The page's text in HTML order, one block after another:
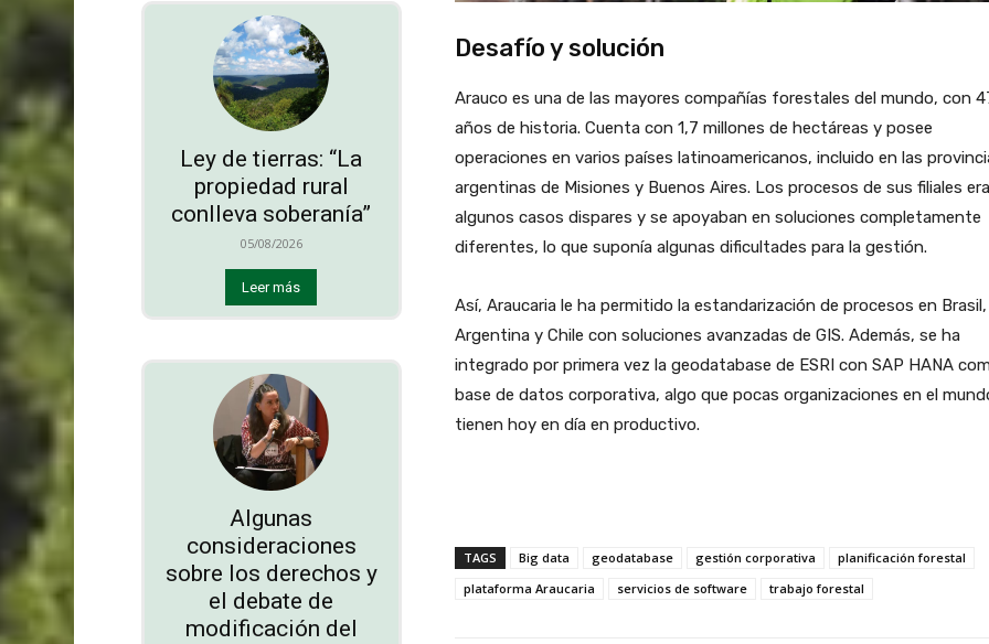
Ley de tierras: “La
propiedad rural
conlleva soberanía”
05/08/2026
Leer más
Algunas
consideraciones
sobre los derechos y
el debate de
modificación del
Desafío y solución
Arauco es una de las mayores compañías forestales del mundo, con
años de historia. Cuenta con 1,7 millones de hectáreas y posee
operaciones en varios países latinoamericanos, incluido en las
argentinas de Misiones y Buenos Aires. Los procesos de sus filiales
algunos casos dispares y se apoyaban en soluciones completamente
diferentes, lo que suponía algunas dificultades para la gestión.
Así, Araucaria le ha permitido la estandarización de procesos en Brasil,
Argentina y Chile con soluciones avanzadas de GIS. Además, se ha
integrado por primera vez la geodatabase de ESRI con SAP HANA
base de datos corporativa, algo que pocas organizaciones en el
tienen hoy en día en productivo.
TAGS Big data geodatabase gestión corporativa
planificación forestal
plataforma Araucaria
servicios de software trabajo forestal